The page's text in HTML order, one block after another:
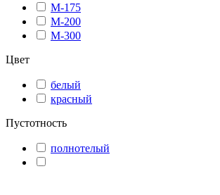
М-175
М-200
М-300
Цвет
белый
красный
Пустотность
полнотелый